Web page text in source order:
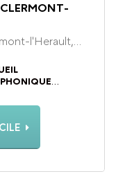
l'Herault,
DE 9H À